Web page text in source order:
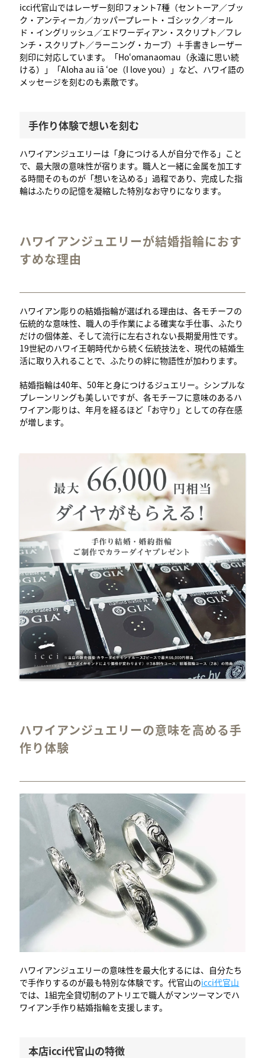
icci代官山ではレーザー刻印フォント7種（セントーア／ブッ
ク・アンティーカ／カッパープレート・ゴシック／オール
ド・イングリッシュ／エドワーディアン・スクリプト／フレ
ンチ・スクリプト／ラーニング・カーブ）＋手書きレーザー
刻印に対応しています。「Hoʻomanaomau（永遠に思い続
ける）」「Aloha au iā ʻoe（I love you）」など、ハワイ語の
メッセージを刻むのも素敵です。
手作り体験で想いを刻む
ハワイアンジュエリーは「身につける人が自分で作る」こと
で、最大限の意味性が宿ります。職人と一緒に金属を加工す
る時間そのものが「想いを込める」過程であり、完成した指
輪はふたりの記憶を凝縮した特別なお守りになります。
ハワイアンジュエリーが結婚指輪におす
すめな理由
ハワイアン彫りの結婚指輪が選ばれる理由は、各モチーフの
伝統的な意味性、職人の手作業による確実な手仕事、ふたり
だけの個体差、そして流行に左右されない長期愛用性です。
19世紀のハワイ王朝時代から続く伝統技法を、現代の結婚生
活に取り入れることで、ふたりの絆に物語性が加わります。
結婚指輪は40年、50年と身につけるジュエリー。シンプルな
プレーンリングも美しいですが、各モチーフに意味のあるハ
ワイアン彫りは、年月を経るほど「お守り」としての存在感
が増します。
ハワイアンジュエリーの意味を高める手
作り体験
ハワイアンジュエリーの意味性を最大化するには、自分たち
で手作りするのが最も特別な体験です。代官山のicci代官山
では、1組完全貸切制のアトリエで職人がマンツーマンでハ
ワイアン手作り結婚指輪を支援します。
本店icci代官山の特徴